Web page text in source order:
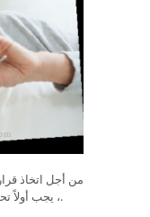
من أجل اتخاذ
، يجب أولاً تحديد درجة حرارة الجسم بطريقة موثوقة.